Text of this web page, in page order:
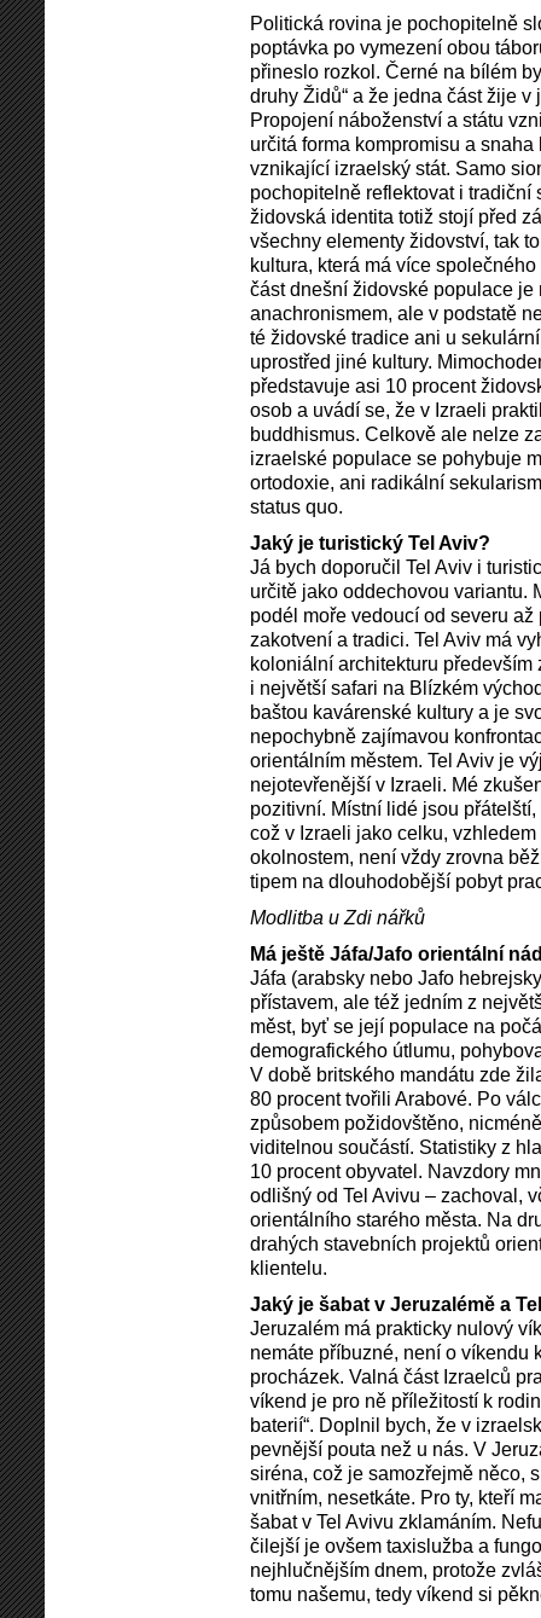
Politická rovina je pochopitelně
poptávka po vymezení obou
přineslo rozkol. Černé na bílém
druhy Židů“ a že jedna část žije
Propojení náboženství a státu
určitá forma kompromisu a
vznikající izraelský stát. Samo
pochopitelně reflektovat i
židovská identita totiž stojí před
všechny elementy židovství, tak
kultura, která má více
část dnešní židovské populace
anachronismem, ale v podstatě
té židovské tradice ani u
uprostřed jiné kultury.
představuje asi 10 procent
osob a uvádí se, že v Izraeli
buddhismus. Celkově ale nelze
izraelské populace se pohybuje
ortodoxie, ani radikální
status quo.
Jaký je turistický Tel Aviv?
Já bych doporučil Tel Aviv i
určitě jako oddechovou variantu.
podél moře vedoucí od severu
zakotvení a tradici. Tel Aviv má
koloniální architekturu především
i největší safari na Blízkém
baštou kavárenské kultury a je
nepochybně zajímavou
orientálním městem. Tel Aviv je
nejotevřenější v Izraeli. Mé
pozitivní. Místní lidé jsou
což v Izraeli jako celku,
okolnostem, není vždy zrovna
tipem na dlouhodobější pobyt
Modlitba u Zdi nářků
Má ještě Jáfa/Jafo orientální
Jáfa (arabsky nebo Jafo
přístavem, ale též jedním z
měst, byť se její populace na
demografického útlumu,
V době britského mandátu zde
80 procent tvořili Arabové. Po
způsobem požidovštěno,
viditelnou součástí. Statistiky z
10 procent obyvatel. Navzdory
odlišný od Tel Avivu – zachoval,
orientálního starého města. Na
drahých stavebních projektů
klientelu.
Jaký je šabat v Jeruzalémě a
Jeruzalém má prakticky nulový
nemáte příbuzné, není o víkendu
procházek. Valná část Izraelců
víkend je pro ně příležitostí k
baterií“. Doplnil bych, že v
pevnější pouta než u nás. V
siréna, což je samozřejmě něco,
vnitřním, nesetkáte. Pro ty, kteří
šabat v Tel Avivu zklamáním.
čilejší je ovšem taxislužba a
nejhlučnějším dnem, protože
tomu našemu, tedy víkend si